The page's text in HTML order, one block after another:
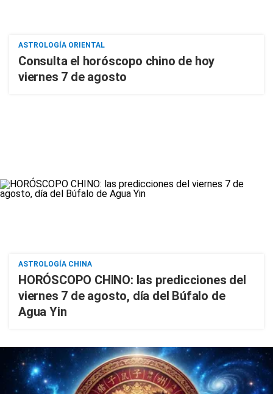
ASTROLOGÍA ORIENTAL
Consulta el horóscopo chino de hoy
viernes 7 de agosto
ASTROLOGÍA CHINA
HORÓSCOPO CHINO: las predicciones del
viernes 7 de agosto, día del Búfalo de
Agua Yin